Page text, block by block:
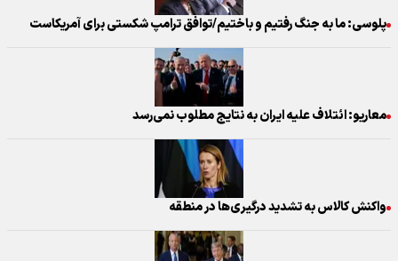
پلوسی: ما به جنگ رفتیم و باختیم/توافق ترامپ شکستی برای آمریکاست
معاریو: ائتلاف علیه ایران به نتایج مطلوب نمی‌رسد
واکنش کالاس به تشدید درگیری‌ها در منطقه